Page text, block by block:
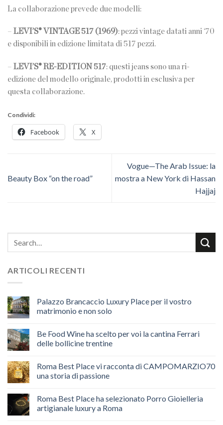
La collaborazione prevede due modelli:
– LEVI’S® VINTAGE 517 (1969): pezzi vintage datati anni ‘70
e disponibili in edizione limitata di 517 pezzi.
– LEVI’S® RE-EDITION 517: questi jeans sono una ri-
edizione del modello originale, prodotti in esclusiva per
questa collaborazione.
Condividi:
Facebook X
Beauty Box “on the road”
Vogue—The Arab Issue: la
mostra a New York di Hassan
Hajjaj
ARTICOLI RECENTI
Palazzo Brancaccio Luxury Place per il vostro
matrimonio e non solo
Be Food Wine ha scelto per voi la cantina Ferrari
delle bollicine trentine
Roma Best Place vi racconta di CAMPOMARZIO70
una storia di passione
Roma Best Place ha selezionato Porro Gioielleria
artigianale luxury a Roma